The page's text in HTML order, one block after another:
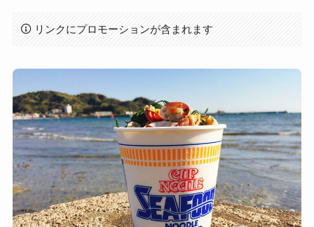
リンクにプロモーションが含まれます